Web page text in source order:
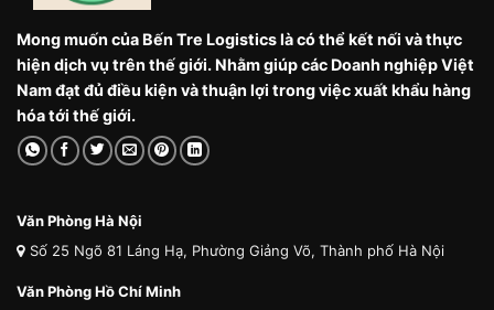
Mong muốn của Bến Tre Logistics là có thể kết nối và thực
hiện dịch vụ trên thế giới. Nhằm giúp các Doanh nghiệp Việt
Nam đạt đủ điều kiện và thuận lợi trong việc xuất khẩu hàng
hóa tới thế giới.
Văn Phòng Hà Nội
Số 25 Ngõ 81 Láng Hạ, Phường Giảng Võ, Thành phố Hà Nội
Văn Phòng Hồ Chí Minh